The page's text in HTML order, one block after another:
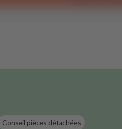
Conseil pièces détachées